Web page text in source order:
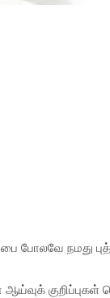
நமது